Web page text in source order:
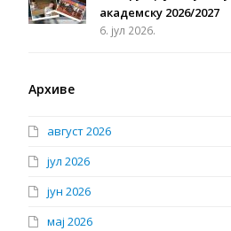
академску 2026/2027
6. јул 2026.
Архиве
август 2026
јул 2026
јун 2026
мај 2026